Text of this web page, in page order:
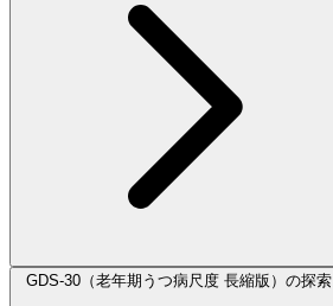
GDS-30（老年期うつ病尺度 長縮版）の探索